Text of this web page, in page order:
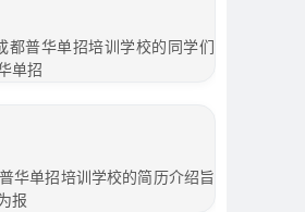
普华单招培训学校的同学们
单招
华单招培训学校的简历介绍旨
报